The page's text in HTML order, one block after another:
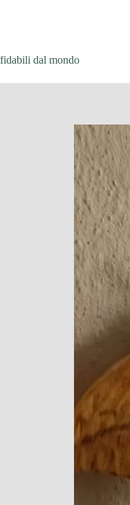
dal mondo